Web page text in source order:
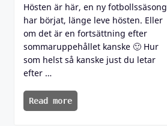
Hösten är här, en ny fotbollssäsong
har börjat, länge leve hösten. Eller
om det är en fortsättning efter
sommaruppehållet kanske 🙂 Hur
som helst så kanske just du letar
efter …
Read more